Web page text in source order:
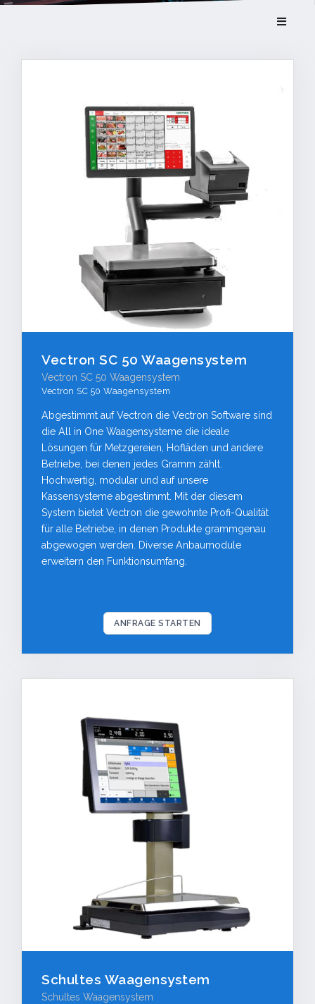
Kassensoftware
Kundenkarten
DIGITALE LÖSUNGEN
Datev Schnittstelle
Tischreservierung
Webshop
Kundenbindung
Schnittstellen
Vectron SC 50 Waagensystem
Vectron SC 50 Waagensystem
Vectron SC 50 Waagensystem
Abgestimmt auf Vectron die Vectron Software sind
die All in One Waagensysteme die ideale
Lösungen für Metzgereien, Hofläden und andere
Betriebe, bei denen jedes Gramm zählt.
Hochwertig, modular und auf unsere
Kassensysteme abgestimmt. Mit der diesem
System bietet Vectron die gewohnte Profi-Qualität
für alle Betriebe, in denen Produkte grammgenau
abgewogen werden. Diverse Anbaumodule
erweitern den Funktionsumfang.
ANFRAGE STARTEN
Schultes Waagensystem
Schultes Waagensystem